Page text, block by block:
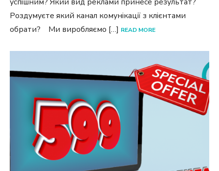
Роздумуєте який канал комунікації з клієнтами
обрати? Ми виробляємо […] READ MORE